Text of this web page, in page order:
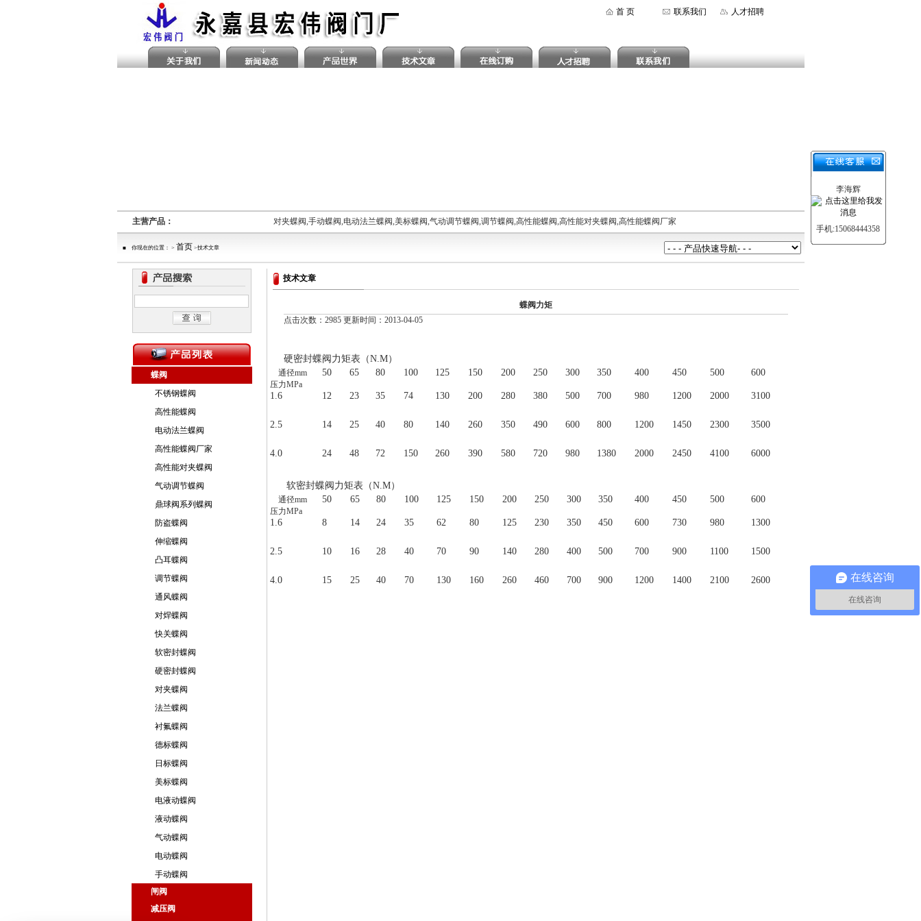
首 页 联系我们 人才招聘
主营产品： 对夹蝶阀,手动蝶阀,电动法兰蝶阀,美标蝶阀,气动调节蝶阀,调节蝶阀,高性能蝶阀,高性能对夹蝶阀,高性能蝶阀厂家
■ 你现在的位置： > 首页 >技术文章
蝶阀
不锈钢蝶阀
高性能蝶阀
电动法兰蝶阀
高性能蝶阀厂家
高性能对夹蝶阀
气动调节蝶阀
鼎球阀系列蝶阀
防盗蝶阀
伸缩蝶阀
凸耳蝶阀
调节蝶阀
通风蝶阀
对焊蝶阀
快关蝶阀
软密封蝶阀
硬密封蝶阀
对夹蝶阀
法兰蝶阀
衬氟蝶阀
德标蝶阀
日标蝶阀
美标蝶阀
电液动蝶阀
液动蝶阀
气动蝶阀
电动蝶阀
手动蝶阀
闸阀
减压阀
技术文章
蝶阀力矩
点击次数：2985 更新时间：2013-04-05
硬密封蝶阀力矩表（N.M）
通径mm
压力MPa
50 65 80 100 125 150 200 250 300 350 400 450 500 600
1.6 12 23 35 74 130 200 280 380 500 700 980 1200 2000 3100
2.5 14 25 40 80 140 260 350 490 600 800 1200 1450 2300 3500
4.0 24 48 72 150 260 390 580 720 980 1380 2000 2450 4100 6000
软密封蝶阀力矩表（N.M）
通径mm
压力MPa
50 65 80 100 125 150 200 250 300 350 400 450 500 600
1.6 8 14 24 35 62 80 125 230 350 450 600 730 980 1300
2.5 10 16 28 40 70 90 140 280 400 500 700 900 1100 1500
4.0 15 25 40 70 130 160 260 460 700 900 1200 1400 2100 2600
李海辉
手机:15068444358
在线咨询
在线咨询